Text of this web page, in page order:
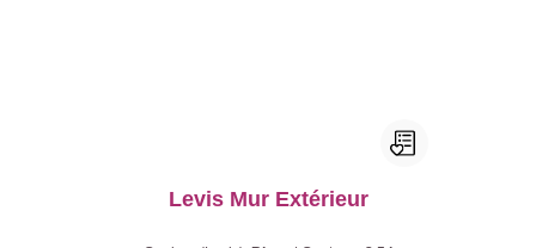
Levis Mur Extérieur